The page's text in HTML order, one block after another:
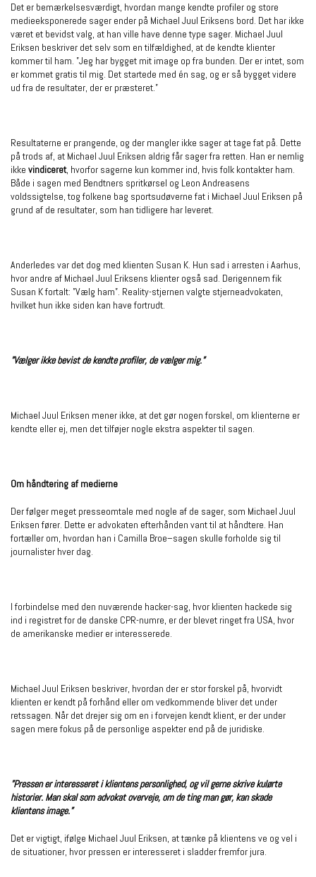
Det er bemærkelsesværdigt, hvordan mange kendte profiler og store
medieeksponerede sager ender på Michael Juul Eriksens bord. Det har ikke
været et bevidst valg, at han ville have denne type sager. Michael Juul
Eriksen beskriver det selv som en tilfældighed, at de kendte klienter
kommer til ham. ”Jeg har bygget mit image op fra bunden. Der er intet, som
er kommet gratis til mig. Det startede med én sag, og er så bygget videre
ud fra de resultater, der er præsteret.”
Resultaterne er prangende, og der mangler ikke sager at tage fat på. Dette
på trods af, at Michael Juul Eriksen aldrig får sager fra retten. Han er nemlig
ikke vindiceret, hvorfor sagerne kun kommer ind, hvis folk kontakter ham.
Både i sagen med Bendtners spritkørsel og Leon Andreasens
voldssigtelse, tog folkene bag sportsudøverne fat i Michael Juul Eriksen på
grund af de resultater, som han tidligere har leveret.
Anderledes var det dog med klienten Susan K. Hun sad i arresten i Aarhus,
hvor andre af Michael Juul Eriksens klienter også sad. Derigennem fik
Susan K fortalt: ”Vælg ham”. Reality-stjernen valgte stjerneadvokaten,
hvilket hun ikke siden kan have fortrudt.
”Vælger ikke bevist de kendte profiler, de vælger mig.”
Michael Juul Eriksen mener ikke, at det gør nogen forskel, om klienterne er
kendte eller ej, men det tilføjer nogle ekstra aspekter til sagen.
Om håndtering af medierne
Der følger meget presseomtale med nogle af de sager, som Michael Juul
Eriksen fører. Dette er advokaten efterhånden vant til at håndtere. Han
fortæller om, hvordan han i Camilla Broe–sagen skulle forholde sig til
journalister hver dag.
I forbindelse med den nuværende hacker-sag, hvor klienten hackede sig
ind i registret for de danske CPR-numre, er der blevet ringet fra USA, hvor
de amerikanske medier er interesserede.
Michael Juul Eriksen beskriver, hvordan der er stor forskel på, hvorvidt
klienten er kendt på forhånd eller om vedkommende bliver det under
retssagen. Når det drejer sig om en i forvejen kendt klient, er der under
sagen mere fokus på de personlige aspekter end på de juridiske.
”Pressen er interesseret i klientens personlighed, og vil gerne skrive kulørte
historier. Man skal som advokat overveje, om de ting man gør, kan skade
klientens image.”
Det er vigtigt, ifølge Michael Juul Eriksen, at tænke på klientens ve og vel i
de situationer, hvor pressen er interesseret i sladder fremfor jura.